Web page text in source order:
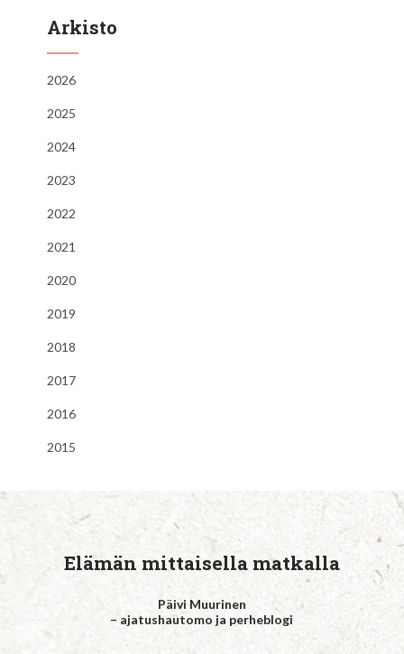
Arkisto
2026
2025
2024
2023
2022
2021
2020
2019
2018
2017
2016
2015
Elämän mittaisella matkalla
Päivi Muurinen
– ajatushautomo ja perheblogi